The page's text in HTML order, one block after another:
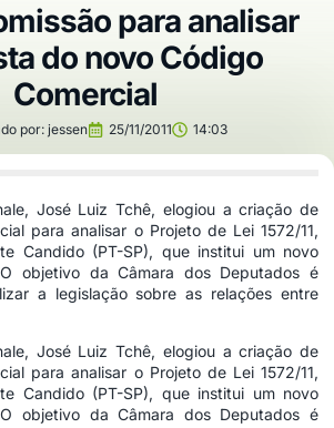
para analisar
do novo Código
Comercial
por:jessen 25/11/2011 14:03
José Luiz Tchê, elogiou a criação de
para analisar o Projeto de Lei 1572/11,
Candido (PT-SP), que institui um novo
objetivo da Câmara dos Deputados é
a legislação sobre as relações entre
José Luiz Tchê, elogiou a criação de
para analisar o Projeto de Lei 1572/11,
Candido (PT-SP), que institui um novo
objetivo da Câmara dos Deputados é